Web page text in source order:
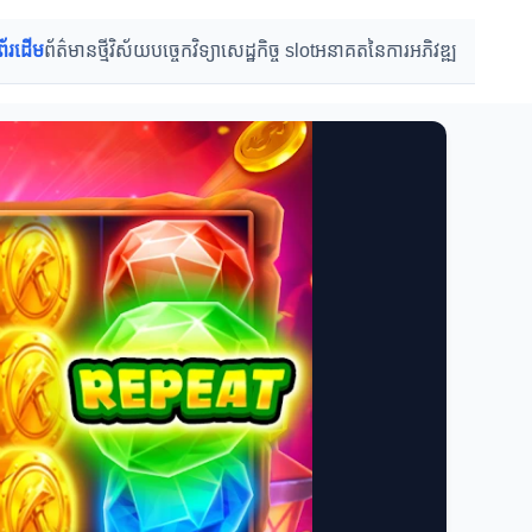
រដើមព័ត៌មានថ្មីវិស័យបច្ចេកវិទ្យាសេដ្ឋកិច្ច slotអនាគតនៃការអភិវឌ្ឍ